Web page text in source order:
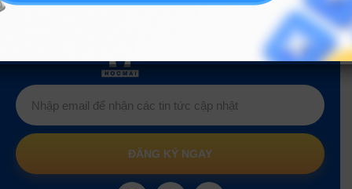
Hướng nghiệp
ĐĂNG KÝ NGAY